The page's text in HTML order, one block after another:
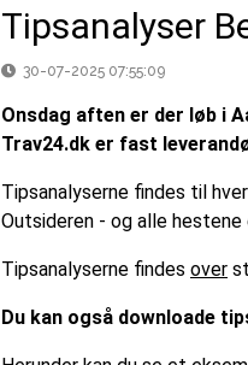
Tipsanalyser
30-07-2025 07:55:09
Onsdag aften er der løb i
Trav24.dk er fast
Tipsanalyserne findes til
Outsideren - og alle hestene
Tipsanalyserne findes over
Du kan også downloade